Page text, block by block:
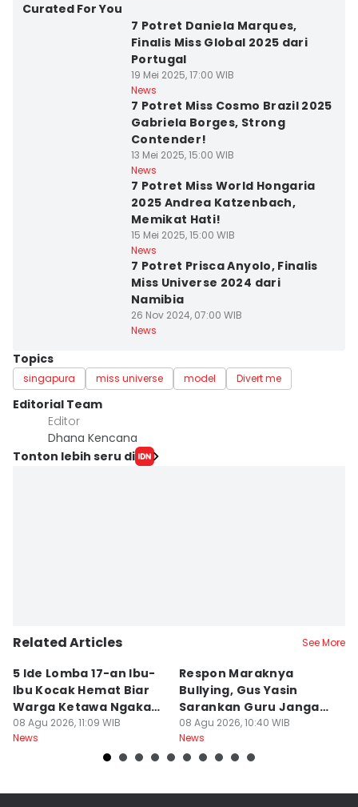
Curated For You
7 Potret Daniela Marques,
Finalis Miss Global 2025 dari
Portugal
19 Mei 2025, 17:00 WIB
News
7 Potret Miss Cosmo Brazil 2025
Gabriela Borges, Strong
Contender!
13 Mei 2025, 15:00 WIB
News
7 Potret Miss World Hongaria
2025 Andrea Katzenbach,
Memikat Hati!
15 Mei 2025, 15:00 WIB
News
7 Potret Prisca Anyolo, Finalis
Miss Universe 2024 dari
Namibia
26 Nov 2024, 07:00 WIB
News
Topics
singapura miss universe model Divert me
Editorial Team
Editor
Dhana Kencana
Tonton lebih seru di
Related Articles See More
5 Ide Lomba 17-an Ibu-
Ibu Kocak Hemat Biar
Warga Ketawa Ngakak
Pas Hari Kemerdekaan
08 Agu 2026, 11:09 WIB
News
Respon Maraknya
Bullying, Gus Yasin
Sarankan Guru Jangan
Bebani Siswa
08 Agu 2026, 10:40 WIB
News